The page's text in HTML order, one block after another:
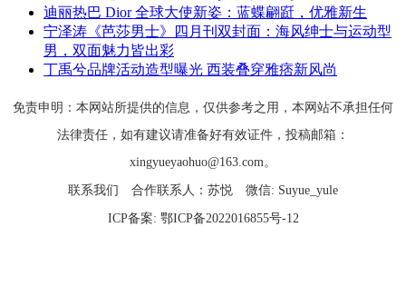
迪丽热巴 Dior 全球大使新姿：蓝蝶翩跹，优雅新生
宁泽涛《芭莎男士》四月刊双封面：海风绅士与运动型
男，双面魅力皆出彩
丁禹兮品牌活动造型曝光 西装叠穿雅痞新风尚
免责申明：本网站所提供的信息，仅供参考之用，本网站不承担任何
法律责任，如有建议请准备好有效证件，投稿邮箱：
xingyueyaohuo@163.com。
联系我们 合作联系人：苏悦 微信: Suyue_yule
ICP备案: 鄂ICP备2022016855号-12